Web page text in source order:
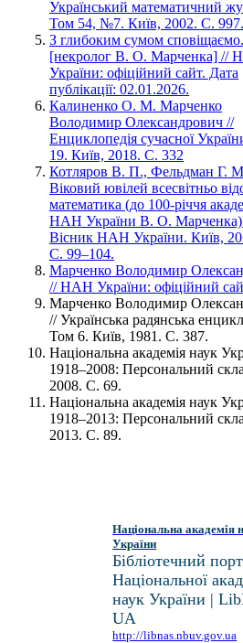
Український математичний
Том 54, №7. Київ, 2002. С. 997.
З глибоким сумом
[некролог В. О. Марченка] //
України: офіційний сайт. Дата
публікації: 02.01.2026.
Калиненко О. М. Марченко
Володимир Олександрович //
Енциклопедія сучасної
19. Київ, 2018. С. 332
Котляров В. П., Фельдман Г.
Віковий ювілей всесвітньо
математика (до 100-річчя
НАН України В. О.
Вісник НАН України. Київ,
С. 99–104.
Марченко Володимир
// НАН України: офіційний
Марченко Володимир
// Українська радянська
Том 6. Київ, 1981. С. 387.
Національна академія наук
1918–2008: Персональний
2008. С. 69.
Національна академія наук
1918–2013: Персональний
2013. С. 89.
Національна академія
України
Бібліотечний
Національної
наук України |
UA
http://libnas.nbuv.gov.ua